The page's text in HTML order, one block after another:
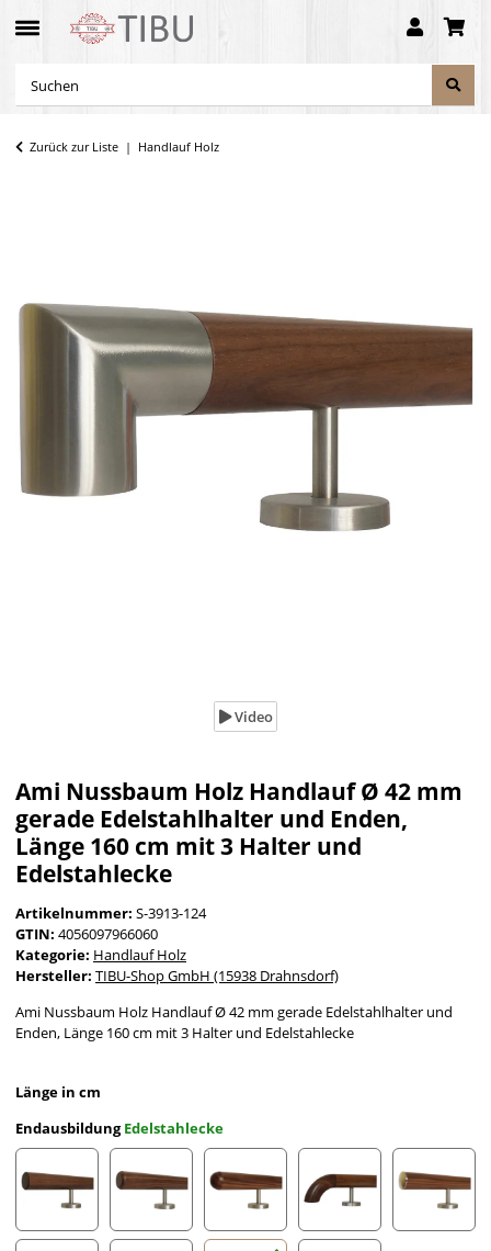
Zurück zur Liste Handlauf Holz
Video
Ami Nussbaum Holz Handlauf Ø 42 mm
gerade Edelstahlhalter und Enden,
Länge 160 cm mit 3 Halter und
Edelstahlecke
Artikelnummer: S-3913-124
GTIN: 4056097966060
Kategorie: Handlauf Holz
Hersteller: TIBU-Shop GmbH (15938 Drahnsdorf)
Ami Nussbaum Holz Handlauf Ø 42 mm gerade Edelstahlhalter und
Enden, Länge 160 cm mit 3 Halter und Edelstahlecke
Länge in cm
EndausbildungEdelstahlecke
gefast Radius gefrästHalbkugel gefrästHolzkrümmling